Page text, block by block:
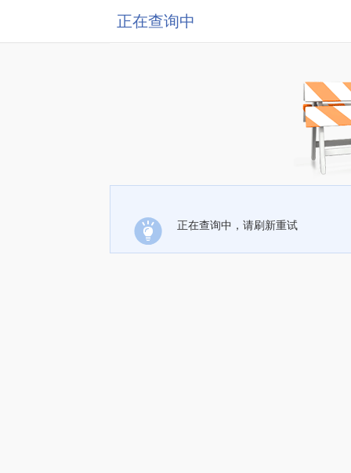
正在查询中
正在查询中，请刷新重试